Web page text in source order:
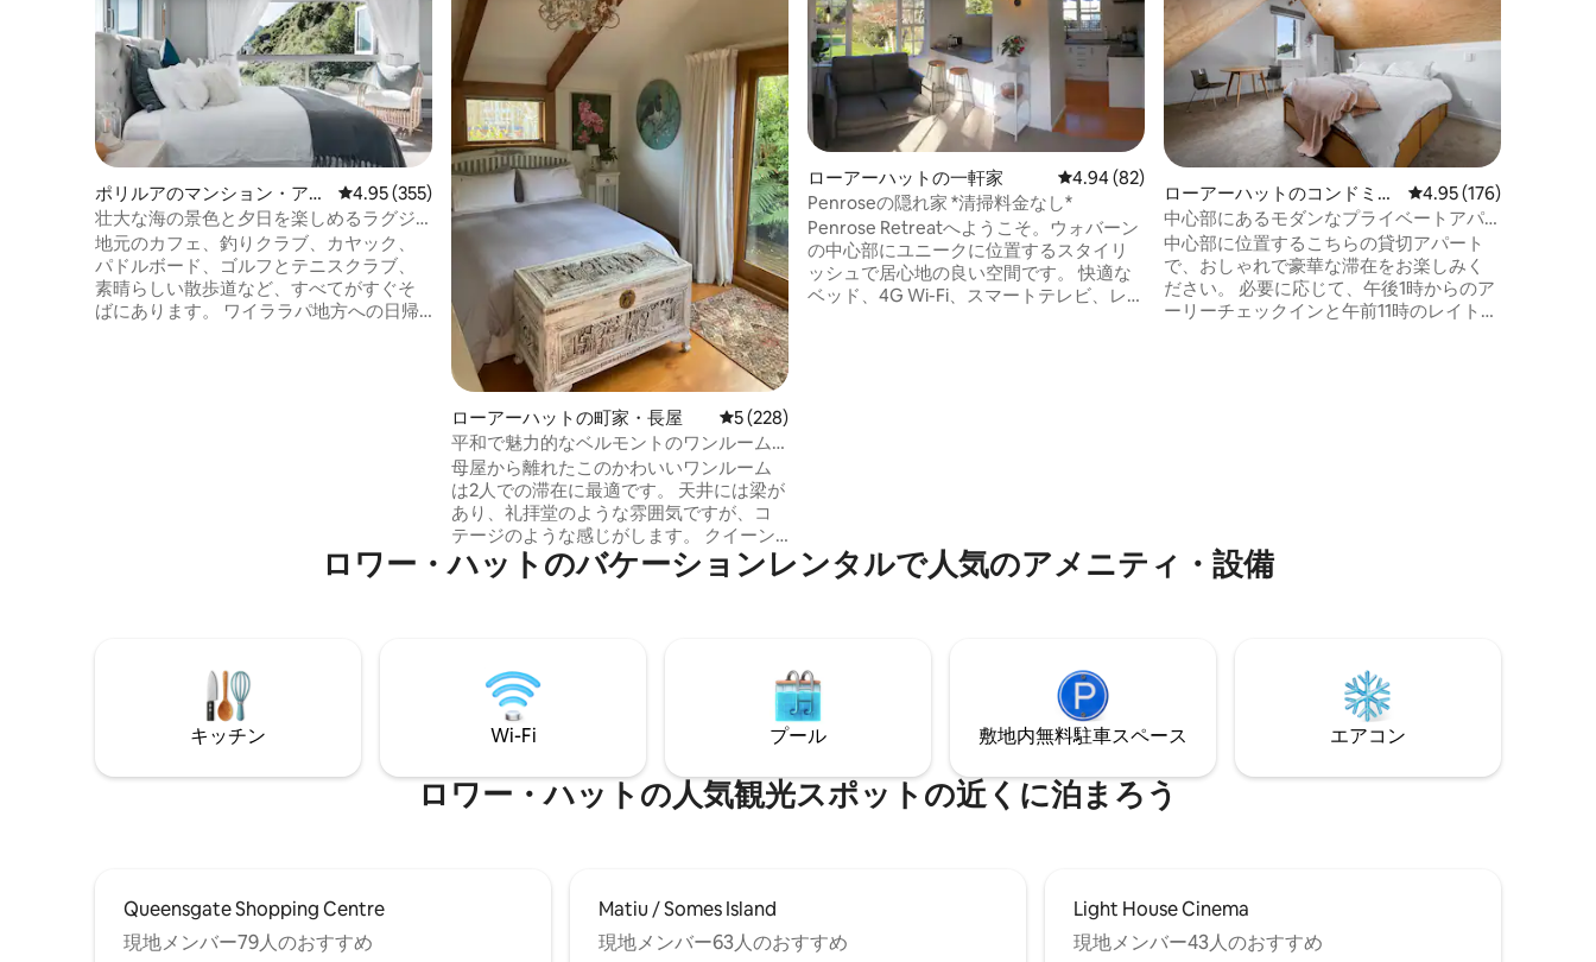
ポリルアのマンション・アパ
ート
レビュー355件、5つ星中4.95つ星の平均評価
4.95 (355)
壮大な海の景色と夕日を楽しめるラグジ
ュアリースイート
地元のカフェ、釣りクラブ、カヤック、
パドルボード、ゴルフとテニスクラブ、
素晴らしい散歩道など、すべてがすぐそ
ばにあります。 ワイララパ地方への日帰
場合はテクリアの中心街までお送りし、
お迎えに参ります。 お願いしたいことが
の控えめな海辺の村にあるこの宿泊施設
は、多くのカフェ、パブ、有名なフィッ
シュアンドチップスのスポットから徒歩
または車ですぐです。 ビーチまでわずか
数歩です。 ウェリントン中心部またはカ
ピティ海岸まで電車で25分です。 カヤッ
ローアーハットの町家・長屋 レビュー228件、5つ星中5つ星の平均評価
5 (228)
平和で魅力的なベルモントのワンルーム
マンション・アパート
母屋から離れたこのかわいいワンルーム
は2人での滞在に最適です。 天井には梁が
あり、礼拝堂のような雰囲気ですが、コ
テージのような感じがします。 クイーン
サイズのベッドとソファを備えた大きな
寝室が1部屋あります。 簡単な食事を準備
ンクを楽しめる2人掛けテーブルを備え
た、日当たりの良い専用パティオがあり
ます。 バスルームには巨大な猫足のバス
タブがあります。 シャワーはお風呂の上
ます。 無制限のファイバー、Chrome-
cast、UE boom 動物不可
ローアーハットの一軒家 レビュー82件、5つ星中4.94つ星の平均評価
4.94 (82)
Penroseの隠れ家 *清掃料金なし*
Penrose Retreatへようこそ。ウォバーン
の中心部にユニークに位置するスタイリ
ッシュで居心地の良い空間です。 快適な
ベッド、4G Wi-Fi、スマートテレビ、レイ
路上駐車場、清掃料金無料。
ローアーハットのコンドミニ
アム
レビュー176件、5つ
4.95 (176)
中心部にあるモダンなプライベートアパ
ート 裏道に駐車場
中心部に位置するこちらの貸切アパート
で、おしゃれで豪華な滞在をお楽しみく
ださい。 必要に応じて、午後1時からのア
ーリーチェックインと午前11時のレイトチ
ロワー・ハットのバケーションレンタルで人気のアメニティ・設備
キッチン Wi-Fi プール 敷地内無料駐⁠車ス⁠ペ⁠ー⁠ス エアコン
ロワー・ハットの人気観光スポットの近くに泊まろう
Queensgate Shopping Centre
現地メンバー79人のおすすめ
Matiu / Somes Island
現地メンバー63人のおすすめ
Light House Cinema
現地メンバー43人のおすすめ